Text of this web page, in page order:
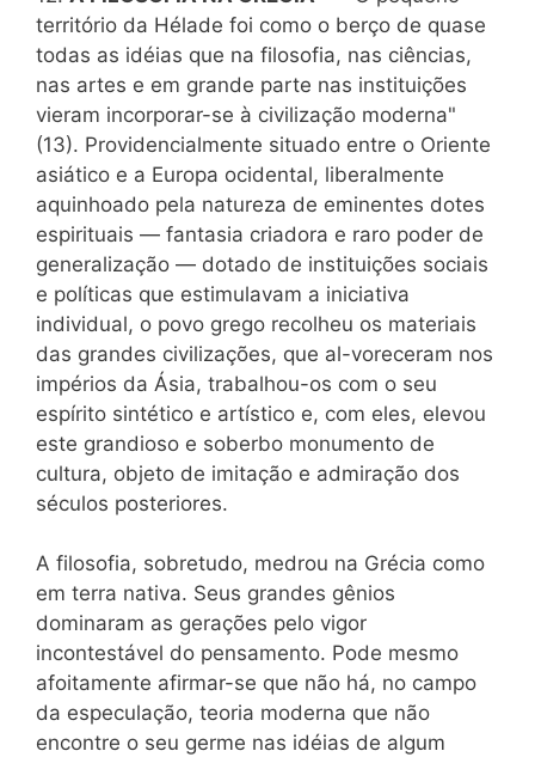
território da Hélade foi como o berço de quase
todas as idéias que na filosofia, nas ciências,
nas artes e em grande parte nas instituições
vieram incorporar-se à civilização moderna"
(13). Providencialmente situado entre o Oriente
asiático e a Europa ocidental, liberalmente
aquinhoado pela natureza de eminentes dotes
espirituais — fantasia criadora e raro poder de
generalização — dotado de instituições sociais
e políticas que estimulavam a iniciativa
individual, o povo grego recolheu os materiais
das grandes civilizações, que al-voreceram nos
impérios da Ásia, trabalhou-os com o seu
espírito sintético e artístico e, com eles, elevou
este grandioso e soberbo monumento de
cultura, objeto de imitação e admiração dos
séculos posteriores.
A filosofia, sobretudo, medrou na Grécia como
em terra nativa. Seus grandes gênios
dominaram as gerações pelo vigor
incontestável do pensamento. Pode mesmo
afoitamente afirmar-se que não há, no campo
da especulação, teoria moderna que não
encontre o seu germe nas idéias de algum